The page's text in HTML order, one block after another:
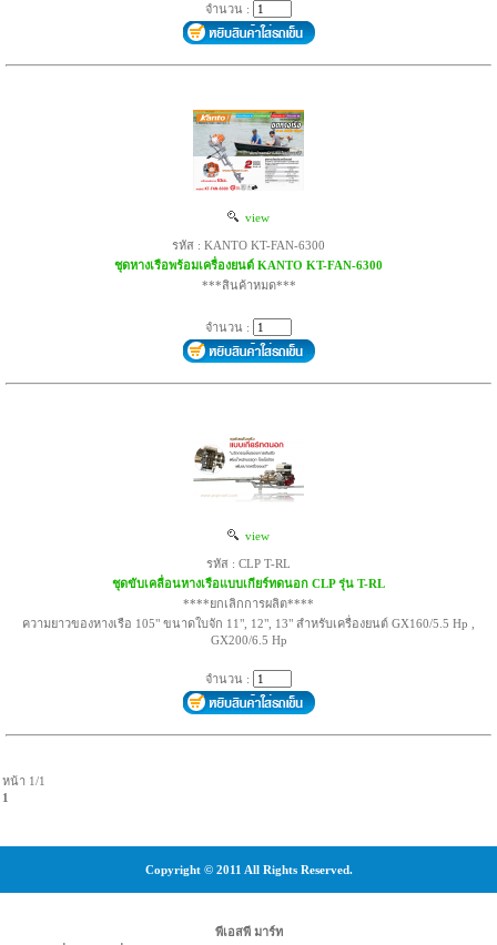
จำนวน :
view
รหัส : KANTO KT-FAN-6300
ชุดหางเรือพร้อมเครื่องยนต์ KANTO KT-FAN-6300
***สินค้าหมด***
จำนวน :
view
รหัส : CLP T-RL
ชุดขับเคลื่อนหางเรือแบบเกียร์ทดนอก CLP รุ่น T-RL
****ยกเลิกการผลิต****
ความยาวของหางเรือ 105" ขนาดใบจัก 11", 12", 13" สำหรับเครื่องยนต์ GX160/5.5 Hp ,
GX200/6.5 Hp
จำนวน :
หน้า 1/1
1
Copyright © 2011 All Rights Reserved.
พีเอสพี มาร์ท